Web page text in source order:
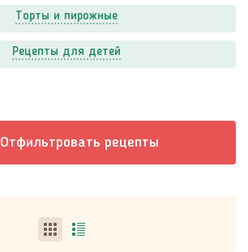
Торты и пирожные
Рецепты для детей
Отфильтровать рецепты